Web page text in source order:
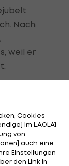
Nach
weil er
hat in
an
Cookies
im LAOLA1
von
auch eine
Einstellungen
den Link in